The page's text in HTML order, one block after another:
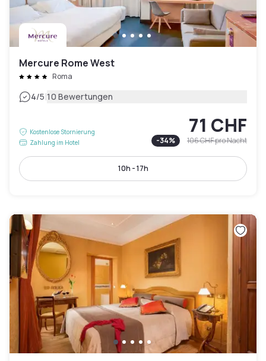
Mercure Rome West
Roma
4/5|10 Bewertungen
Kostenlose Stornierung
Zahlung im Hotel
71 CHF
-34% 106 CHFpro Nacht
10h - 17h